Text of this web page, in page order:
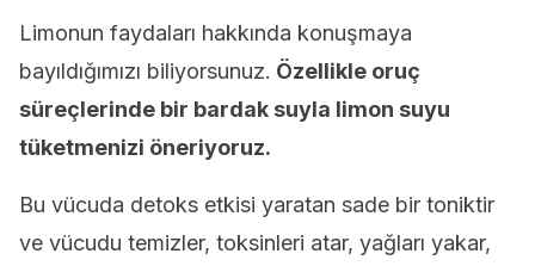
Limonun faydaları hakkında konuşmaya
bayıldığımızı biliyorsunuz. Özellikle oruç
süreçlerinde bir bardak suyla limon suyu
tüketmenizi öneriyoruz.
Bu vücuda detoks etkisi yaratan sade bir toniktir
ve vücudu temizler, toksinleri atar, yağları yakar,